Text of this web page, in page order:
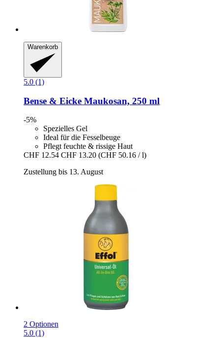
Warenkorb
5.0 (1)
Bense & Eicke Maukosan, 250 ml
-5%
Spezielles Gel
Ideal für die Fesselbeuge
Pflegt feuchte & rissige Haut
CHF 12.54 CHF 13.20 (CHF 50.16 / l)
Zustellung bis 13. August
2 Optionen
5.0 (1)